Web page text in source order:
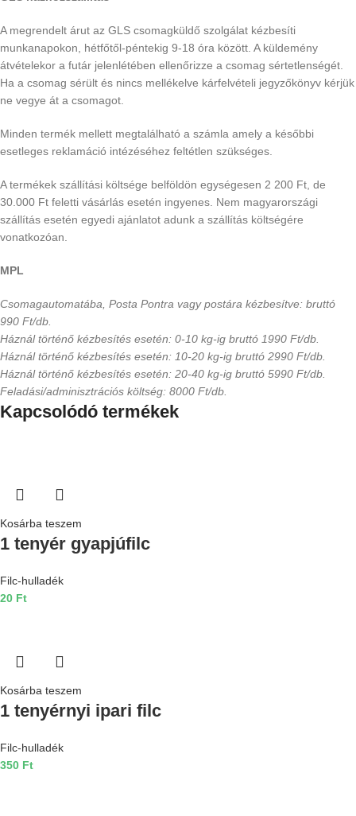
A megrendelt árut az GLS csomagküldő szolgálat kézbesíti
munkanapokon, hétfőtől-péntekig 9-18 óra között. A küldemény
átvételekor a futár jelenlétében ellenőrizze a csomag sértetlenségét.
Ha a csomag sérült és nincs mellékelve kárfelvételi jegyzőkönyv kérjük
ne vegye át a csomagot.
Minden termék mellett megtalálható a számla amely a későbbi
esetleges reklamáció intézéséhez feltétlen szükséges.
A termékek szállítási költsége belföldön egységesen 2 200 Ft, de
30.000 Ft feletti vásárlás esetén ingyenes. Nem magyarországi
szállítás esetén egyedi ajánlatot adunk a szállítás költségére
vonatkozóan.
MPL
Csomagautomatába, Posta Pontra vagy postára kézbesítve: bruttó
990 Ft/db.
Háznál történő kézbesítés esetén: 0-10 kg-ig bruttó 1990 Ft/db.
Háznál történő kézbesítés esetén: 10-20 kg-ig bruttó 2990 Ft/db.
Háznál történő kézbesítés esetén: 20-40 kg-ig bruttó 5990 Ft/db.
Feladási/adminisztrációs költség: 8000 Ft/db.
Kapcsolódó termékek
Kosárba teszem
1 tenyér gyapjúfilc
Filc-hulladék
20 Ft
Kosárba teszem
1 tenyérnyi ipari filc
Filc-hulladék
350 Ft